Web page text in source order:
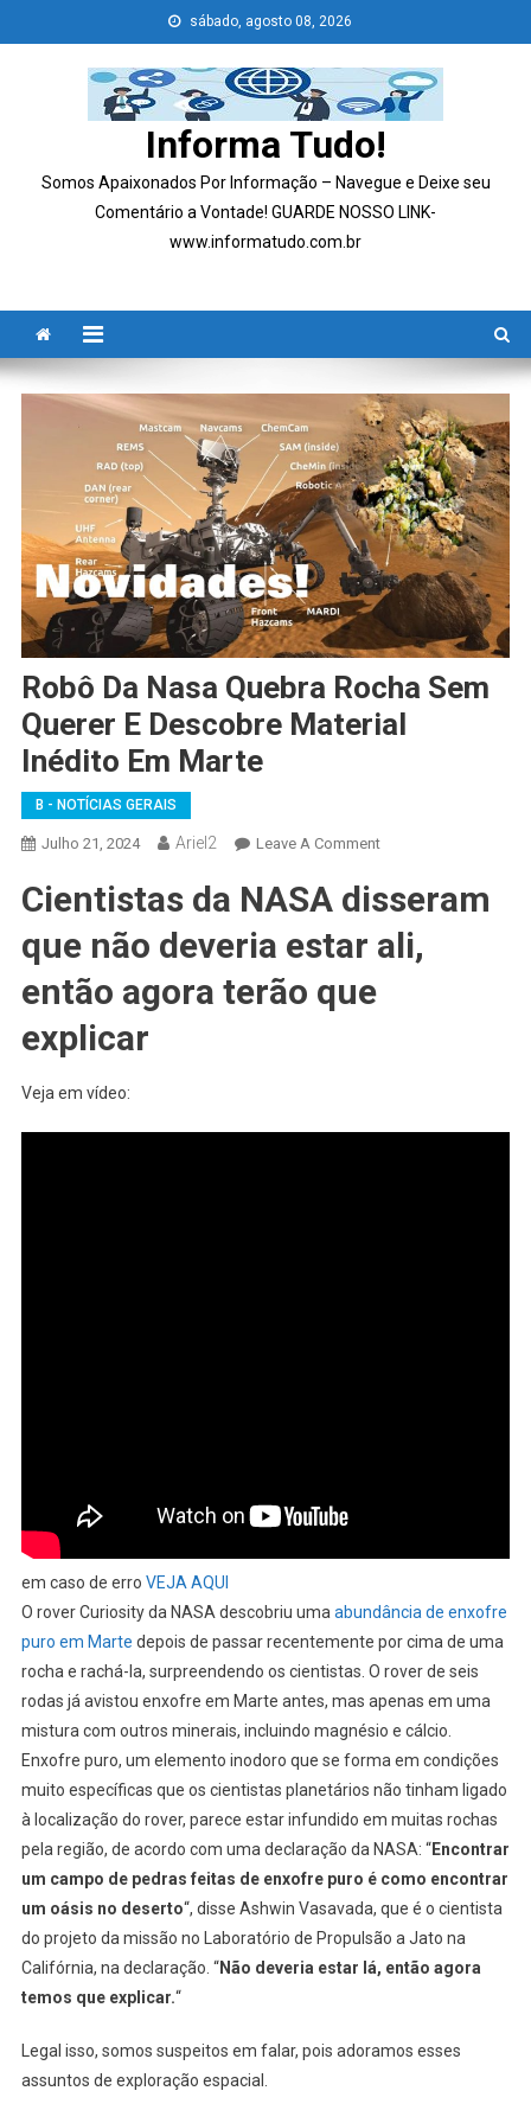
to
sábado, agosto 08, 2026
Informa Tudo!
Somos Apaixonados Por Informação – Navegue e Deixe seu
Comentário a Vontade! GUARDE NOSSO LINK-
www.informatudo.com.br
Robô Da Nasa Quebra Rocha Sem
Querer E Descobre Material
Inédito Em Marte
B - NOTÍCIAS GERAIS
Julho 21, 2024 Ariel2 Leave A CommentOn
Da
Quebra
Cientistas da NASA disseram
que não deveria estar ali,
então agora terão que
explicar
Veja em vídeo:
em caso de erro VEJA AQUI
O rover Curiosity da NASA descobriu umaabundância de enxofre
puro em Marte depois de passar recentemente por cima de uma
rocha e rachá-la, surpreendendo os cientistas. O rover de seis
rodas já avistou enxofre em Marte antes, mas apenas em uma
mistura com outros minerais, incluindo magnésio e cálcio.
Enxofre puro, um elemento inodoro que se forma em condições
muito específicas que os cientistas planetários não tinham ligado
à localização do rover, parece estar infundido em muitas rochas
pela região, de acordo com uma declaração da NASA: “Encontrar
um campo de pedras feitas de enxofre puro é como encontrar
um oásis no deserto“, disse Ashwin Vasavada, que é o cientista
do projeto da missão no Laboratório de Propulsão a Jato na
Califórnia, na declaração. “Não deveria estar lá, então agora
temos que explicar.“
Legal isso, somos suspeitos em falar, pois adoramos esses
assuntos de exploração espacial.